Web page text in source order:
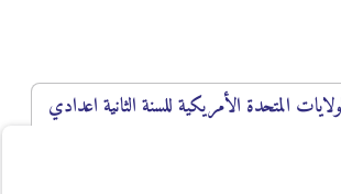
المتحدة الأمريكية للسنة الثانية اعدادي